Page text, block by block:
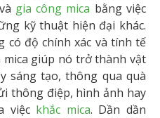
gia công mica bằng việc
kỹ thuật hiện đại khác.
có độ chính xác và tính tế
mica giúp nó trở thành vật
sáng tạo, thông qua quà
thông điệp, hình ảnh hay
việc khắc mica. Dần dần